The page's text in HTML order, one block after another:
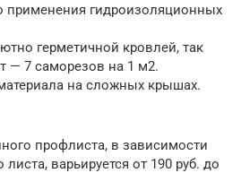
применения гидроизоляционных
герметичной кровлей, так
— 7 саморезов на 1 м2.
на сложных крышах.
профлиста, в зависимости
варьируется от 190 руб. до